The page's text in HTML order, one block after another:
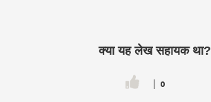
क्या यह लेख सहायक था?
0